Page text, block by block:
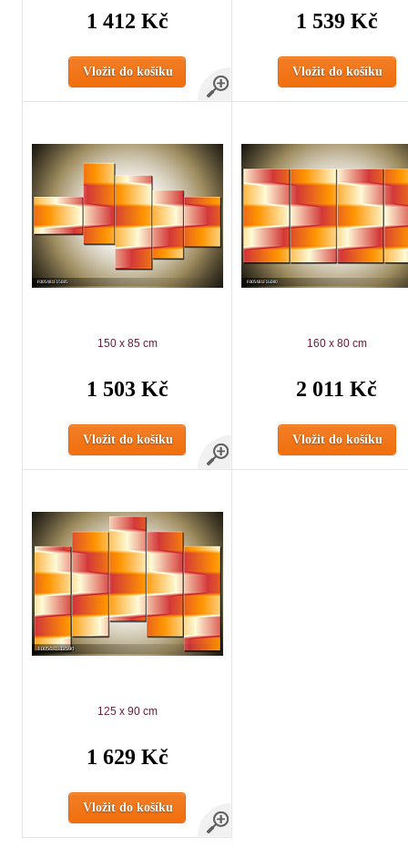
1 412 Kč
Vložit do košíku
1 539 Kč
Vložit do košíku
150 x 85 cm
1 503 Kč
Vložit do košíku
160 x 80 cm
2 011 Kč
Vložit do košíku
125 x 90 cm
1 629 Kč
Vložit do košíku